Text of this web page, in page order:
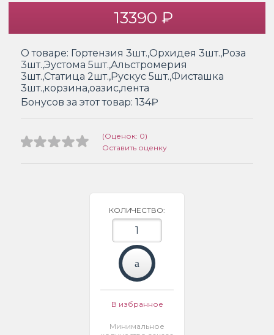
13390 ₽
О товаре: Гортензия 3шт.,Орхидея 3шт.,Роза
3шт.,Эустома 5шт.,Альстромерия
3шт.,Статица 2шт.,Рускус 5шт.,Фисташка
3шт.,корзина,оазис,лента
Бонусов за этот товар: 134₽
(Оценок: 0)
Оставить оценку
КОЛИЧЕСТВО:
В избранное
Минимальное